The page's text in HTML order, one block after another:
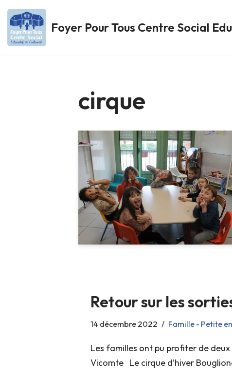
Aller
au
Foyer Pour Tous Centre Social
cirque
Retour sur les
14 décembre 2022 Famille - Petite
Les familles ont pu profiter de
Vicomte Le cirque d’hiver